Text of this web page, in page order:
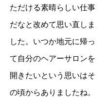
ただける素晴らしい仕事
だなと改めて思い直しま
した。いつか地元に帰っ
て自分のヘアーサロンを
開きたいという思いはそ
の頃からありましたね。